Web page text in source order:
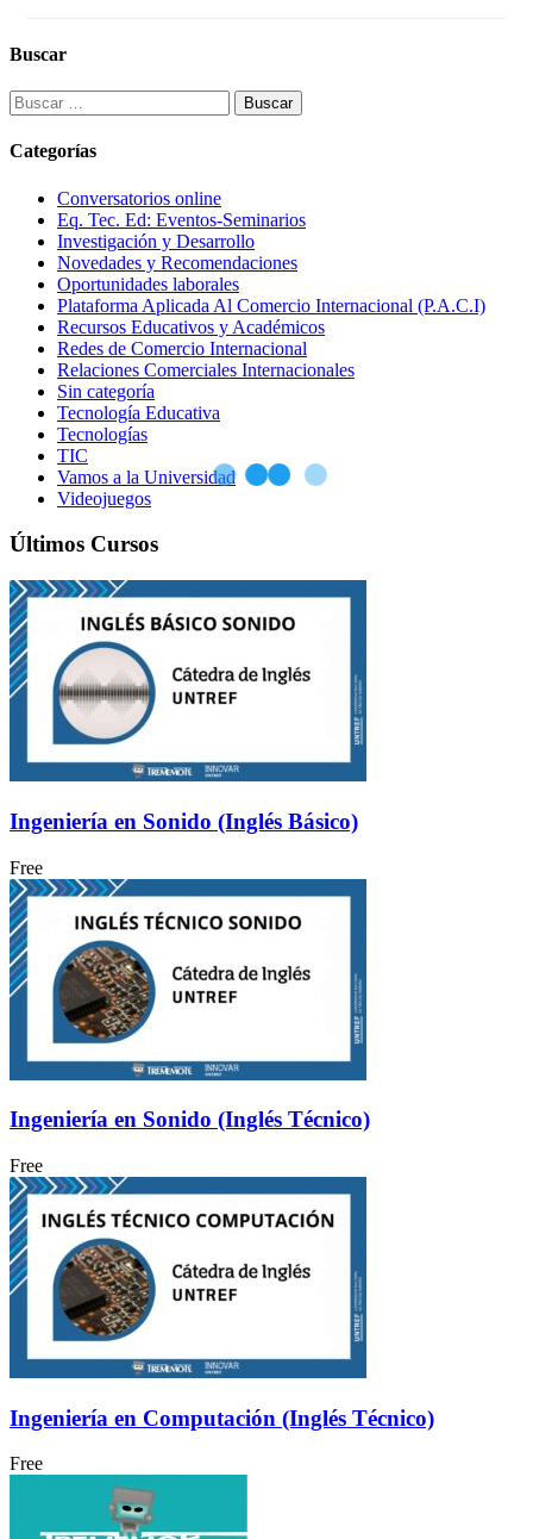
Buscar
Buscar:
Categorías
Conversatorios online
Eq. Tec. Ed: Eventos-Seminarios
Investigación y Desarrollo
Novedades y Recomendaciones
Oportunidades laborales
Plataforma Aplicada Al Comercio Internacional (P.A.C.I)
Recursos Educativos y Académicos
Redes de Comercio Internacional
Relaciones Comerciales Internacionales
Sin categoría
Tecnología Educativa
Tecnologías
TIC
Vamos a la Universidad
Videojuegos
Últimos Cursos
Ingeniería en Sonido (Inglés Básico)
Free
Ingeniería en Sonido (Inglés Técnico)
Free
Ingeniería en Computación (Inglés Técnico)
Free